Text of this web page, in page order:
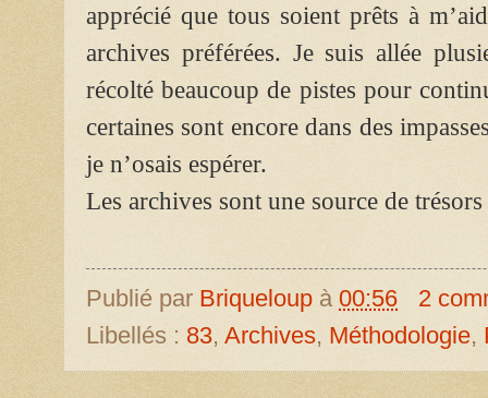
apprécié que tous soient prêts à
archives préférées. Je suis allée
récolté beaucoup de pistes pour
certaines sont encore dans des
je n’osais espérer.
Les archives sont une source de
Publié par Briqueloup à 00:56
2
Libellés : 83, Archives, Méthodologie,